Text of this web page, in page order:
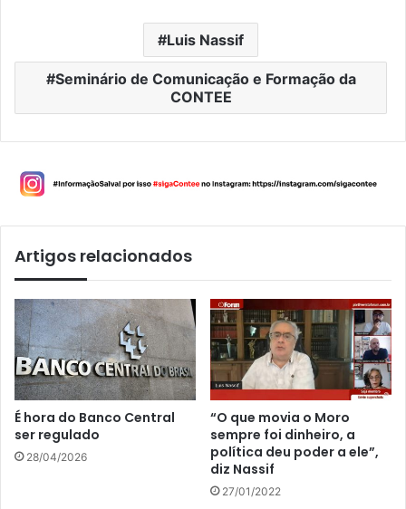
Luis Nassif
Seminário de Comunicação e Formação da
CONTEE
Artigos relacionados
É hora do Banco Central
ser regulado
28/04/2026
“O que movia o Moro
sempre foi dinheiro, a
política deu poder a ele”,
diz Nassif
27/01/2022